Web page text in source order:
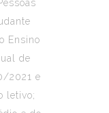
Ensino
de
2021 e
letivo;